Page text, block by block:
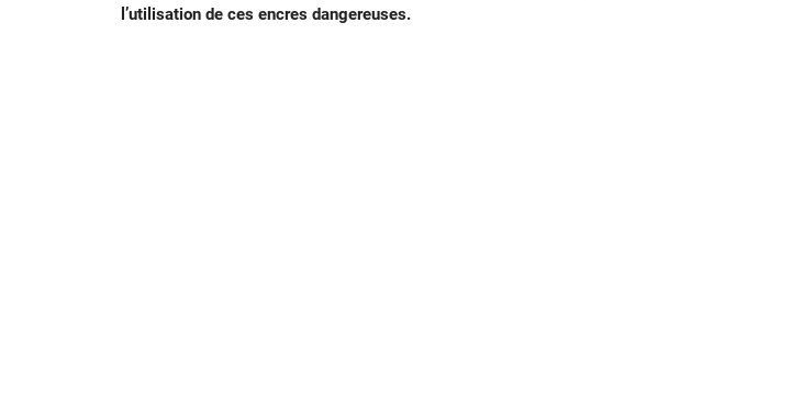
l’utilisation de ces encres dangereuses.